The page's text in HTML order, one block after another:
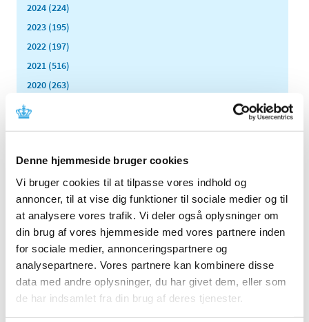
Denne hjemmeside bruger cookies
Vi bruger cookies til at tilpasse vores indhold og
annoncer, til at vise dig funktioner til sociale medier og til
at analysere vores trafik. Vi deler også oplysninger om
din brug af vores hjemmeside med vores partnere inden
for sociale medier, annonceringspartnere og
analysepartnere. Vores partnere kan kombinere disse
data med andre oplysninger, du har givet dem, eller som
de har indsamlet fra din brug af deres tjenester.
2024 (224)
2023 (195)
2022 (197)
2021 (516)
2020 (263)
2016 (167)
2015 (33)
2014 (44)
december (3)
november (3)
oktober (1)
september (7)